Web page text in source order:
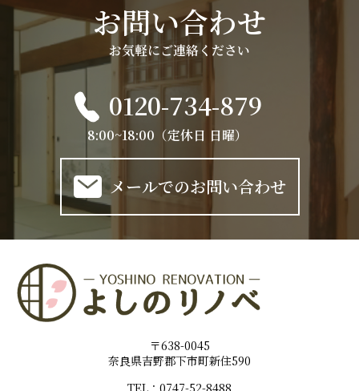
お問い合わせ
お気軽にご連絡ください
0120-734-879
8:00~18:00（定休日 日曜）
メールでのお問い合わせ
〒638-0045
奈良県吉野郡下市町新住590